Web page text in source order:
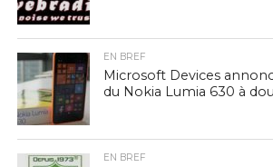
EN BREF
Microsoft Devices
du Nokia Lumia 630 à
EN BREF